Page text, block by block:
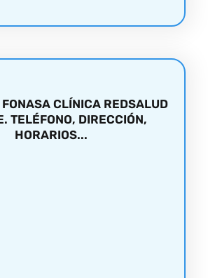
CLÍNICA REDSALUD
TELÉFONO, DIRECCIÓN,
HORARIOS...